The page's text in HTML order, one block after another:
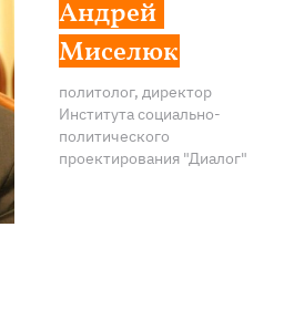
андрей
миселюк
политолог, директор
Института социально-
политического
проектирования "Диалог"